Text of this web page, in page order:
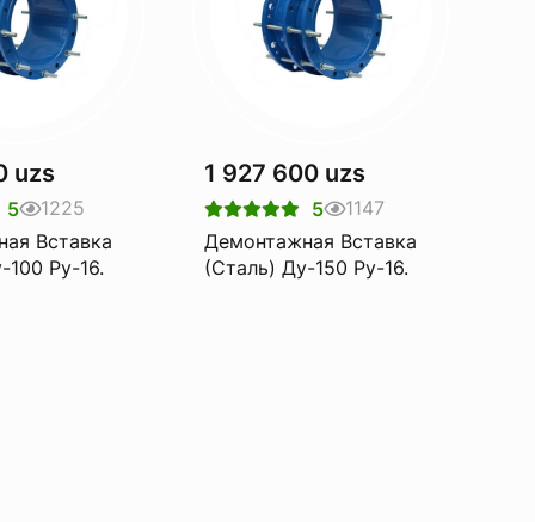
uzs
5
1225
Вставка
Pу-16.
1 927 600 uzs
5
1147
Демонтажная Вставка
(Сталь) Ду-150 Pу-16.